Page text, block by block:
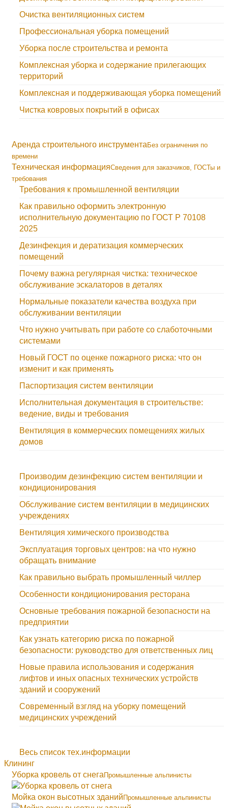
Очистка вентиляционных систем
Профессиональная уборка помещений
Уборка после строительства и ремонта
Комплексная уборка и содержание прилегающих
территорий
Комплексная и поддерживающая уборка помещений
Чистка ковровых покрытий в офисах
Аренда строительного инструмента Без ограничения по
времени
Техническая информацияСведения для заказчиков, ГОСТы и
требования
Требования к промышленной вентиляции
Как правильно оформить электронную
исполнительную документацию по ГОСТ Р 70108
2025
Дезинфекция и дератизация коммерческих
помещений
Почему важна регулярная чистка: техническое
обслуживание эскалаторов в деталях
Нормальные показатели качества воздуха при
обслуживании вентиляции
Что нужно учитывать при работе со слаботочными
системами
Новый ГОСТ по оценке пожарного риска: что он
изменит и как применять
Паспортизация систем вентиляции
Исполнительная документация в строительстве:
ведение, виды и требования
Вентиляция в коммерческих помещениях жилых
домов
Производим дезинфекцию систем вентиляции и
кондиционирования
Обслуживание систем вентиляции в медицинских
учреждениях
Вентиляция химического производства
Эксплуатация торговых центров: на что нужно
обращать внимание
Как правильно выбрать промышленный чиллер
Особенности кондиционирования ресторана
Основные требования пожарной безопасности на
предприятии
Как узнать категорию риска по пожарной
безопасности: руководство для ответственных лиц
Новые правила использования и содержания
лифтов и иных опасных технических устройств
зданий и сооружений
Современный взгляд на уборку помещений
медицинских учреждений
Весь список тех.информации
Клининг
Уборка кровель от снега Промышленные альпинисты
Мойка окон высотных зданий Промышленные альпинисты